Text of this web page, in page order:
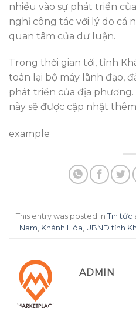
nhiều vào sự phát triển
nghỉ công tác với lý do cá
quan tâm của dư luận.
Trong thời gian tới, tỉnh
toàn lại bộ máy lãnh đạo,
phát triển của địa
này sẽ được cập nhật
example
This entry was posted in Tin tức
Nam Khánh Hòa UBND tỉnh
ADMIN